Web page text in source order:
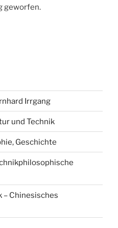
geworfen.
Irrgang
und Technik
Geschichte
– Chinesisches